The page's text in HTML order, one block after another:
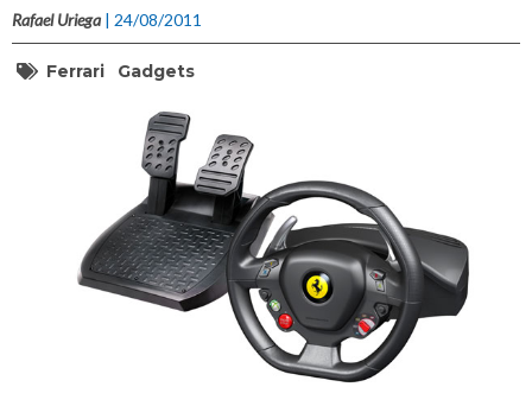
Rafael Uriega | 24/08/2011
Ferrari Gadgets